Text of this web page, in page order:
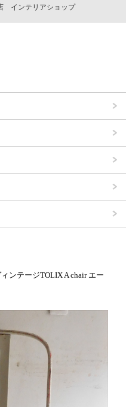
インテリアショップ
ンテージTOLIX A chair エー